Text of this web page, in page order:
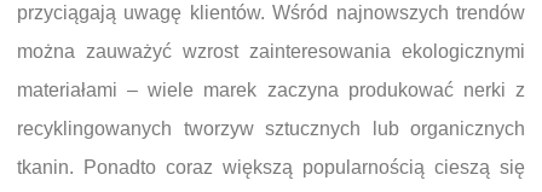
przyciągają uwagę klientów. Wśród najnowszych trendów
można zauważyć wzrost zainteresowania ekologicznymi
materiałami – wiele marek zaczyna produkować nerki z
recyklingowanych tworzyw sztucznych lub organicznych
tkanin. Ponadto coraz większą popularnością cieszą się